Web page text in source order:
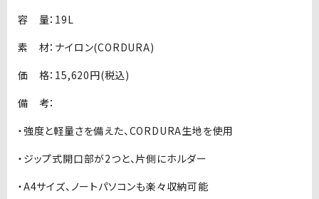
容 量：19L
素 材：ナイロン(CORDURA)
価 格：15,620円(税込)
備 考：
・強度と軽量さを備えた、CORDURA生地を使用
・ジップ式開口部が2つと、片側にホルダー
・A4サイズ、ノートパソコンも楽々収納可能